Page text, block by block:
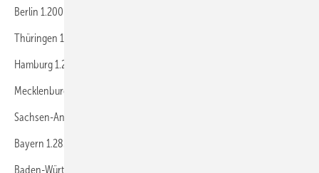
Berlin 1.200 kWh
Thüringen 1.230 kWh
Hamburg 1.255 kWh
Mecklenburg-Vorpommern 1.260 kWh
Sachsen-Anhalt 1.270 kWh
Bayern 1.285 kWh
Baden-Württemberg 1.295 kWh